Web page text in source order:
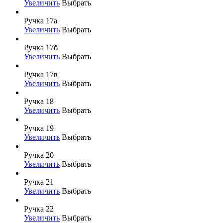
Увеличить Выбрать
Ручка 17а
Увеличить Выбрать
Ручка 17б
Увеличить Выбрать
Ручка 17в
Увеличить Выбрать
Ручка 18
Увеличить Выбрать
Ручка 19
Увеличить Выбрать
Ручка 20
Увеличить Выбрать
Ручка 21
Увеличить Выбрать
Ручка 22
Увеличить Выбрать